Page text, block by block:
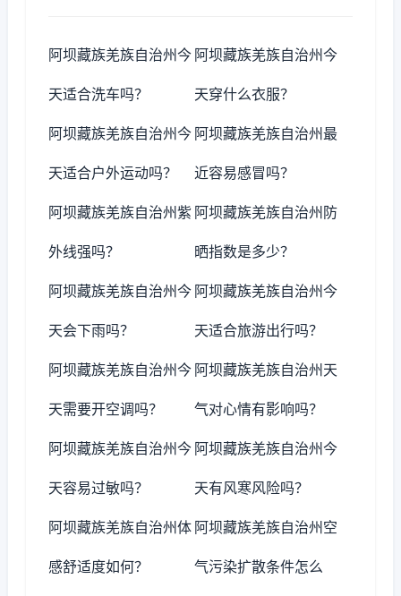
阿坝藏族羌族自治州今
天适合洗车吗？
阿坝藏族羌族自治州今
天穿什么衣服？
阿坝藏族羌族自治州今
天适合户外运动吗？
阿坝藏族羌族自治州最
近容易感冒吗？
阿坝藏族羌族自治州紫
外线强吗？
阿坝藏族羌族自治州防
晒指数是多少？
阿坝藏族羌族自治州今
天会下雨吗？
阿坝藏族羌族自治州今
天适合旅游出行吗？
阿坝藏族羌族自治州今
天需要开空调吗？
阿坝藏族羌族自治州天
气对心情有影响吗？
阿坝藏族羌族自治州今
天容易过敏吗？
阿坝藏族羌族自治州今
天有风寒风险吗？
阿坝藏族羌族自治州体
感舒适度如何？
阿坝藏族羌族自治州空
气污染扩散条件怎么